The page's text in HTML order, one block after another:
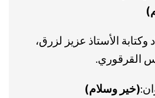
الأستاذ عزيز لزرق،
القرقوري.
(خير وسلام)